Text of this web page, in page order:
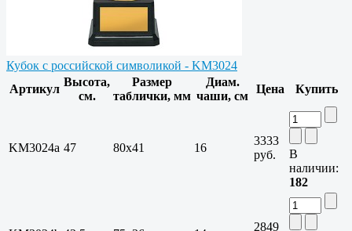
Кубок с российской символикой - KM3024
Артикул
Высота,
см.
Размер
таблички, мм
Диам.
чаши, см
Цена Купить
KM3024a 47 80х41 16
3333
руб.
В
наличии:
182
2849